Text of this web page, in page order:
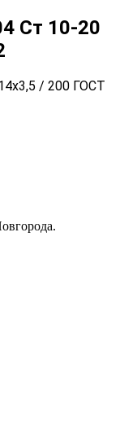
Ст 10-20
/ 200 ГОСТ